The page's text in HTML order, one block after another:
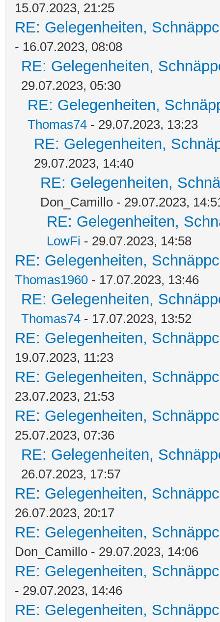
15.07.2023, 21:25
RE: Gelegenheiten,
- 16.07.2023, 08:08
RE: Gelegenheiten,
29.07.2023, 05:30
RE: Gelegenheiten,
Thomas74 - 29.07.2023, 13:23
RE: Gelegenheiten,
29.07.2023, 14:40
RE: Gelegenheiten,
Don_Camillo - 29.07.2023,
RE: Gelegenheiten,
LowFi - 29.07.2023, 14:58
RE: Gelegenheiten,
Thomas1960 - 17.07.2023, 13:46
RE: Gelegenheiten,
Thomas74 - 17.07.2023, 13:52
RE: Gelegenheiten,
19.07.2023, 11:23
RE: Gelegenheiten,
23.07.2023, 21:53
RE: Gelegenheiten,
25.07.2023, 07:36
RE: Gelegenheiten,
26.07.2023, 17:57
RE: Gelegenheiten,
26.07.2023, 20:17
RE: Gelegenheiten,
Don_Camillo - 29.07.2023, 14:06
RE: Gelegenheiten,
- 29.07.2023, 14:46
RE: Gelegenheiten,